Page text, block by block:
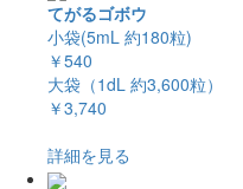
てがるゴボウ
小袋(5mL 約180粒)
￥540
大袋（1dL 約3,600粒）
￥3,740
詳細を見る